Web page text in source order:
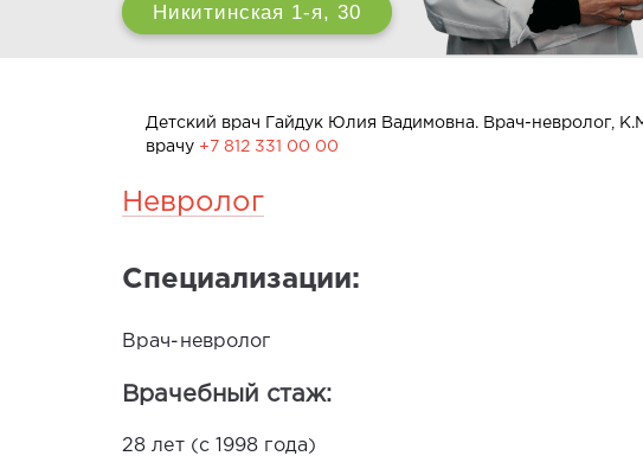
Никитинская 1-я, 30
Детский врач Гайдук Юлия Вадимовна. Врач-невролог,
врачу +7 812 331 00 00
Невролог
Специализации:
Врач-невролог
Врачебный стаж:
28 лет (с 1998 года)